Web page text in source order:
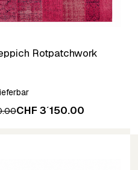
Rotpatchwork
CHF 3´150.00